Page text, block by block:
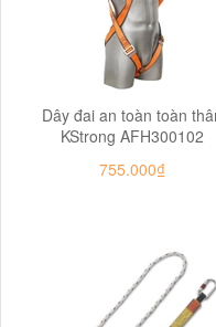
Dây đai an toàn toàn
KStrong AFH300102
755.000₫